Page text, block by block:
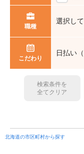
職種
選択し
こだわり
日払い
検索条件を
全てクリア
北海道の市区町村から探す